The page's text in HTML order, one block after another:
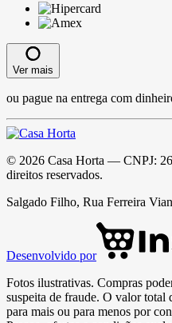
Ver mais
ou pague na entrega com
© 2026 Casa Horta — CNPJ:
direitos reservados.
Salgado Filho, Rua Ferreira
Desenvolvido por
Fotos ilustrativas. Compras
suspeita de fraude. O valor total
para mais ou para menos por